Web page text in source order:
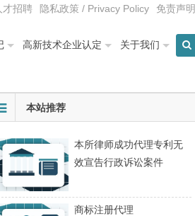
才招聘 隐私政策 / Privacy Policy 免责声明
高新技术企业认定 关于我们
本站推荐
本所律师成功代理专利无
效宣告行政诉讼案件
商标注册代理